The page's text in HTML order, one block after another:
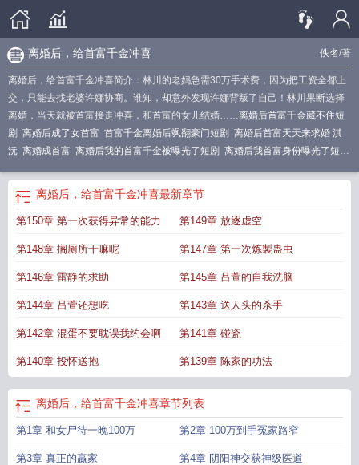
佚名/著
离婚后，给首富千金冲喜
离婚后，给首富千金冲喜简介：林川的老妈急需30万手术费，因为把工资全都上
交，只能去找老婆许娜协商。谁知，却意外发现许娜背叛了自己！林川果断选择
离婚，当天就被首富接走冲喜，和首富的女儿结婚……离婚后首富千金藏不住短
剧 离婚后成了女首富 首富千金离婚后飒翻豪门短剧 离婚后首富天天来求婚 淇
沅 离婚成首富 离婚后我的首富千金被曝光了短剧 离婚后我首富身份曝光了短
离婚后，给首富千金冲喜最新章节
第150章 第一次获得异常的能力 第149章 放逐虚空
第148章 搁厕所干嘛呢 第147章 第一次炼製蛊虫
第146章 雷静的求助 第145章 吕萱的自我洗脑
第144章 吕萱还想吃 第143章 送人头的杀手
第142章 混蛋不要耽误我约会啊 第141章 碰瓷
第140章 投怀送抱 第139章 陈家的功法
离婚后，给首富千金冲喜章节列表
第1章 和女尸待一晚100万 第2章 100万到手冤家路窄
第3章 真正的贏家 第4章 阴阳神交获神级医道